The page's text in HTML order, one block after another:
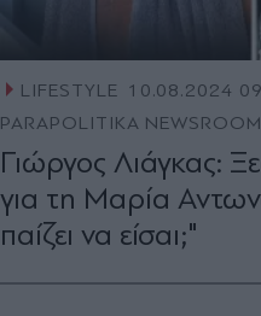
LIFESTYLE 10.08.2024
PARAPOLITIKA NEWSROOM
Γιώργος Λιάγκας:
για τη Μαρία
παίζει να είσαι;"